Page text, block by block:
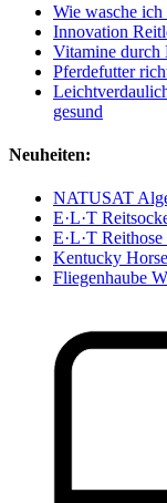
Wie wasche
Innovation
Vitamine durch
Pferdefutter
gesund
Neuheiten:
NATUSAT
E·L·T
E·L·T
Kentucky
Fliegenhaube